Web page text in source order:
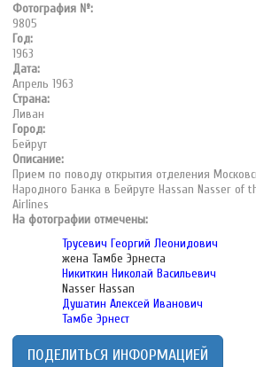
Фотография №:
9805
Год:
1963
Дата:
Апрель 1963
Страна:
Ливан
Город:
Бейрут
Описание:
Прием по поводу открытия отделения
Народного Банка в Бейруте Hassan Nasser of
Airlines
На фотографии отмечены:
Трусевич Георгий Леонидович
жена Тамбе Эрнеста
Никиткин Николай Васильевич
Nasser Hassan
Душатин Алексей Иванович
Тамбе Эрнест
ПОДЕЛИТЬСЯ ИНФОРМАЦИЕЙ